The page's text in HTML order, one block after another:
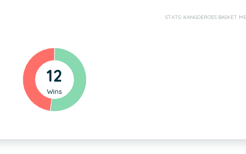
STATS: KANGOEROES BASKET
12
Wins